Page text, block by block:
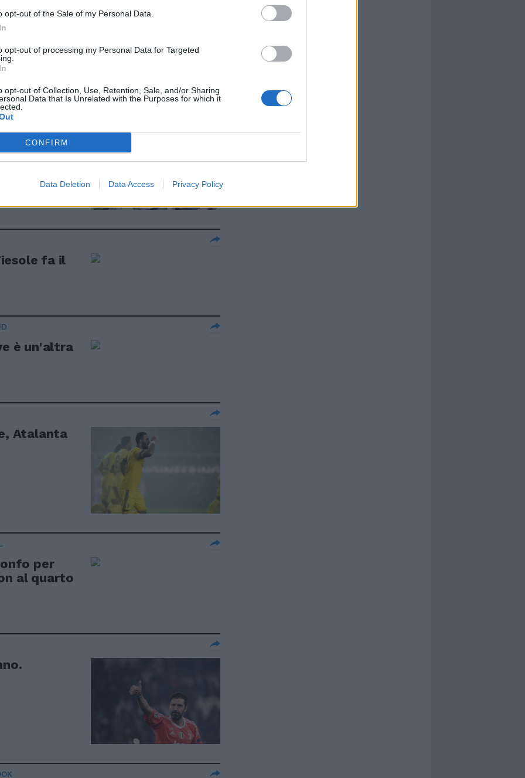
opt-out of the Sale of my Personal Data.
opt-out of processing my Personal Data for Targeted
opt-out of Collection, Use, Retention, Sale, and/or Sharing
Data that Is Unrelated with the Purposes for which it
CONFIRM
Data Deletion Data Access Privacy Policy
di Buffon
a scuola
fa il
è un'altra
Atalanta
per
al quarto